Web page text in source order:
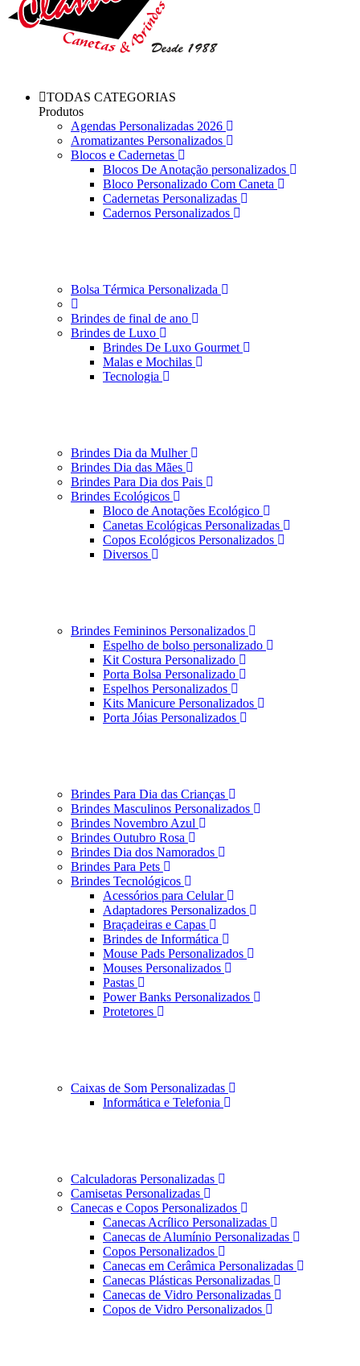
TODAS CATEGORIAS
Produtos
Agendas Personalizadas 2026
Aromatizantes Personalizados
Blocos e Cadernetas
Blocos De Anotação personalizados
Bloco Personalizado Com Caneta
Cadernetas Personalizadas
Cadernos Personalizados
Bolsa Térmica Personalizada
Brindes de final de ano
Brindes de Luxo
Brindes De Luxo Gourmet
Malas e Mochilas
Tecnologia
Brindes Dia da Mulher
Brindes Dia das Mães
Brindes Para Dia dos Pais
Brindes Ecológicos
Bloco de Anotações Ecológico
Canetas Ecológicas Personalizadas
Copos Ecológicos Personalizados
Diversos
Brindes Femininos Personalizados
Espelho de bolso personalizado
Kit Costura Personalizado
Porta Bolsa Personalizado
Espelhos Personalizados
Kits Manicure Personalizados
Porta Jóias Personalizados
Brindes Para Dia das Crianças
Brindes Masculinos Personalizados
Brindes Novembro Azul
Brindes Outubro Rosa
Brindes Dia dos Namorados
Brindes Para Pets
Brindes Tecnológicos
Acessórios para Celular
Adaptadores Personalizados
Braçadeiras e Capas
Brindes de Informática
Mouse Pads Personalizados
Mouses Personalizados
Pastas
Power Banks Personalizados
Protetores
Caixas de Som Personalizadas
Informática e Telefonia
Calculadoras Personalizadas
Camisetas Personalizadas
Canecas e Copos Personalizados
Canecas Acrílico Personalizadas
Canecas de Alumínio Personalizadas
Copos Personalizados
Canecas em Cerâmica Personalizadas
Canecas Plásticas Personalizadas
Canecas de Vidro Personalizadas
Copos de Vidro Personalizados